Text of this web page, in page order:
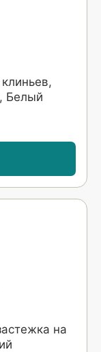
Белый
на